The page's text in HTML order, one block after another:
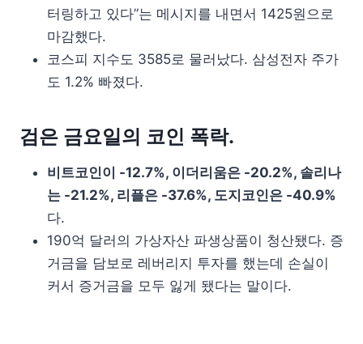
터링하고 있다”는 메시지를 내면서 1425원으로
마감했다.
코스피 지수도 3585로 물러났다. 삼성전자 주가
도 1.2% 빠졌다.
검은 금요일의 코인 폭락.
비트코인이 -12.7%, 이더리움은 -20.2%, 솔리나
는 -21.2%, 리플은 -37.6%, 도지코인은 -40.9%
다.
190억 달러의 가상자산 파생상품이 청산됐다. 증
거금을 담보로 레버리지 투자를 했는데 손실이
커서 증거금을 모두 잃게 됐다는 말이다.